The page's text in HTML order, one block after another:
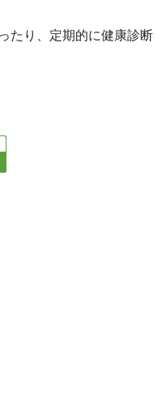
たり、定期的に健康診断